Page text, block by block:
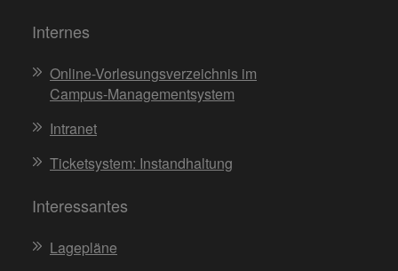
Internes
Online-Vorlesungsverzeichnis im
Campus-Managementsystem
Intranet
Ticketsystem: Instandhaltung
Interessantes
Lagepläne